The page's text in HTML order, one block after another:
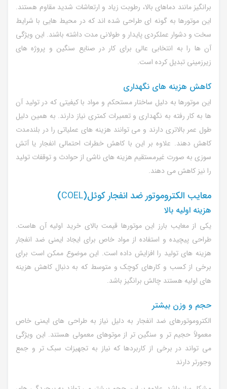
برانگیز مانند دماهای بالا، رطوبت زیاد و ارتعاشات شدید مقاوم هستند.
این موتورها به گونه ای طراحی شده اند که در محیط هایی با شرایط
سخت و دشوار عملکردی پایدار و طولانی مدت داشته باشند. این ویژگی
آن ها را به انتخابی عالی برای کار در صنایع سنگین و پروژه های
زیرزمینی تبدیل کرده است.
کاهش هزینه های نگهداری
این موتورها به دلیل ساختار مستحکم و مواد با کیفیتی که در تولید آن
ها به کار رفته به نگهداری و تعمیرات کمتری نیاز دارند. به همین دلیل
طول عمر بالاتری دارند و می توانند هزینه های عملیاتی را در بلندمدت
کاهش دهند. علاوه بر این با کاهش خطرات احتمالی انفجار یا آتش
سوزی به صورت غیرمستقیم هزینه های ناشی از حوادث و توقفات تولید
را نیز کاهش می دهند.
معایب الکتروموتور ضد انفجار کوئل(COEL
)
هزینه اولیه بالا
یکی از معایب بارز این موتورها قیمت بالای خرید اولیه آن هاست.
طراحی پیچیده و استفاده از مواد خاص برای ایجاد ایمنی ضد انفجار
هزینه های تولید را افزایش داده است. این موضوع ممکن است برای
برخی از کسب و کارهای کوچک و متوسط که به دنبال کاهش هزینه
های اولیه هستند چالش برانگیز باشد.
حجم و وزن بیشتر
الکتروموتورهای ضد انفجار به دلیل نیاز به طراحی های ایمنی خاص
معمولاً حجیم تر و سنگین تر از موتوهای معمولی هستند. این ویژگی
می تواند در برخی از کاربردها که نیاز به تجهیزات سبک تر و جمع
وجورتر دارند